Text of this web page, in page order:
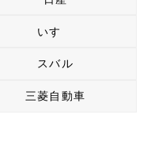
いすゞ
スバル
三菱自動車